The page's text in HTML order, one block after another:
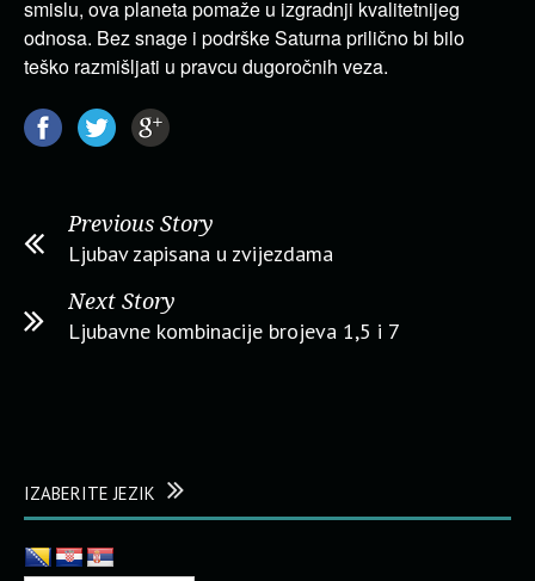
smislu, ova planeta pomaže u izgradnji kvalitetnijeg
odnosa. Bez snage i podrške Saturna prilično bi bilo
teško razmišljati u pravcu dugoročnih veza.
Previous Story
Ljubav zapisana u zvijezdama
Next Story
Ljubavne kombinacije brojeva 1,5 i 7
IZABERITE JEZIK